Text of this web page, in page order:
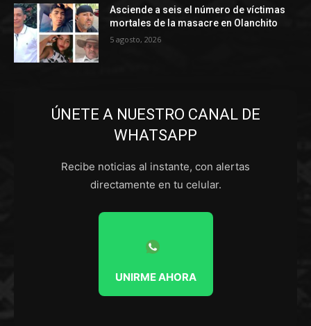
Asciende a seis el número de víctimas
mortales de la masacre en Olanchito
5 agosto, 2026
ÚNETE A NUESTRO CANAL DE
WHATSAPP
Recibe noticias al instante, con alertas
directamente en tu celular.
UNIRME AHORA